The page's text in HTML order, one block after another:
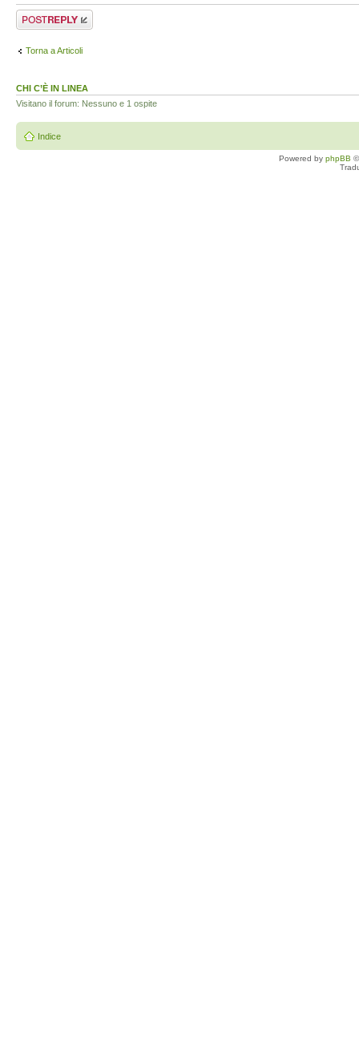
Rispondi al
messaggio
Torna a Articoli
CHI C’È IN LINEA
Visitano il forum: Nessuno e 1 ospite
Indice
Powered by phpBB